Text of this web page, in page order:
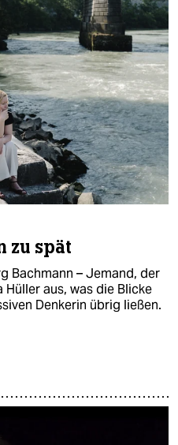
zu spät
Bachmann – Jemand, der
aus, was die Blicke
Denkerin übrig ließen.